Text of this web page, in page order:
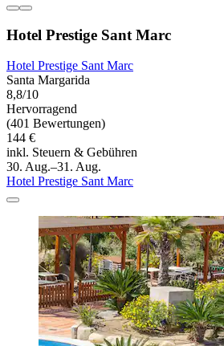
Hotel Prestige Sant Marc
Hotel Prestige Sant Marc
Santa Margarida
8,8/10
Hervorragend
(401 Bewertungen)
144 €
inkl. Steuern & Gebühren
30. Aug.–31. Aug.
Hotel Prestige Sant Marc